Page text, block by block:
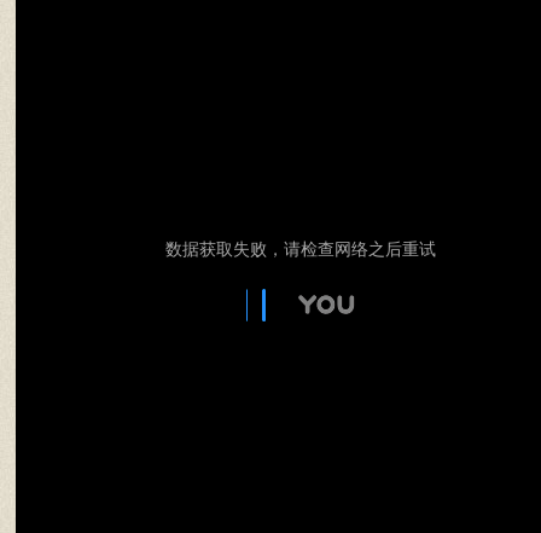
数据获取失败，请检查网络之后重试